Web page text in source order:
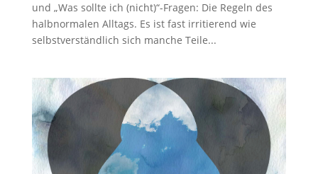
und „Was sollte ich (nicht)“-Fragen: Die Regeln des
halbnormalen Alltags. Es ist fast irritierend wie
selbstverständlich sich manche Teile...